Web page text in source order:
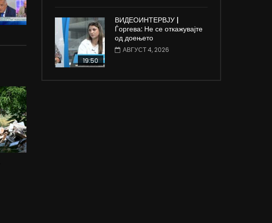
19:50
ВИДЕОИНТЕРВЈУ |
Ѓоргева: Не се откажувајте
од доењето
АВГУСТ 4, 2026